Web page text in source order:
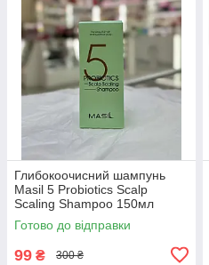
Глибокоочисний шампунь
Masil 5 Probiotics Scalp
Scaling Shampoo 150мл
EXP23/05/26
Готово до відправки
99 ₴ 300 ₴